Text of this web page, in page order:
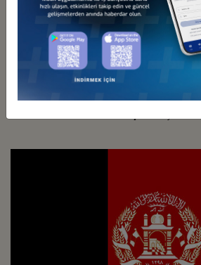
Türkiye - Avrasya